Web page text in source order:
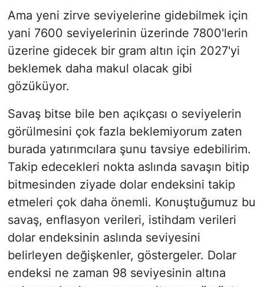
Ama yeni zirve seviyelerine gidebilmek için
yani 7600 seviyelerinin üzerinde 7800'lerin
üzerine gidecek bir gram altın için 2027'yi
beklemek daha makul olacak gibi
gözüküyor.
Savaş bitse bile ben açıkçası o seviyelerin
görülmesini çok fazla beklemiyorum zaten
burada yatırımcılara şunu tavsiye edebilirim.
Takip edecekleri nokta aslında savaşın bitip
bitmesinden ziyade dolar endeksini takip
etmeleri çok daha önemli. Konuştuğumuz bu
savaş, enflasyon verileri, istihdam verileri
dolar endeksinin aslında seviyesini
belirleyen değişkenler, göstergeler. Dolar
endeksi ne zaman 98 seviyesinin altına